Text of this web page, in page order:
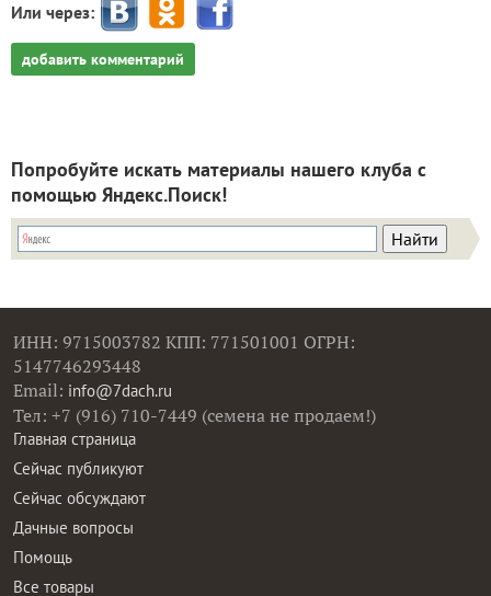
Или через:
добавить комментарий
Попробуйте искать материалы нашего клуба с
помощью Яндекс.Поиск!
ИНН: 9715003782 КПП: 771501001 ОГРН:
5147746293448
Email: info@7dach.ru
Тел: +7 (916) 710-7449 (семена не продаем!)
Главная страница
Сейчас публикуют
Сейчас обсуждают
Дачные вопросы
Помощь
Все товары